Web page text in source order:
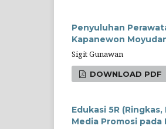
Penyuluhan
Kapanewon
Sigit Gunawan
DOWNLOAD PDF
Edukasi 5R
Media Promosi pada